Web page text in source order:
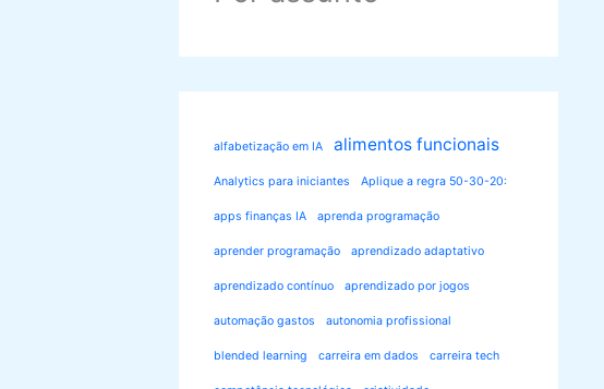
alfabetização em IA alimentos funcionais
Analytics para iniciantes Aplique a regra 50-30-20:
apps finanças IA aprenda programação
aprender programação aprendizado adaptativo
aprendizado contínuo aprendizado por jogos
automação gastos autonomia profissional
blended learning carreira em dados carreira tech